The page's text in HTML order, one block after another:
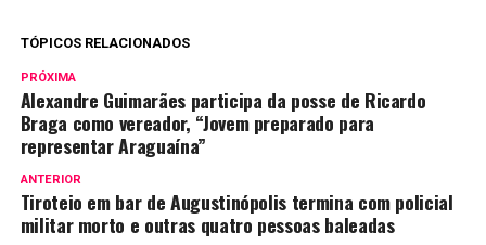
TÓPICOS RELACIONADOS
PRÓXIMA
Alexandre Guimarães participa da posse de Ricardo
Braga como vereador, “Jovem preparado para
representar Araguaína”
ANTERIOR
Tiroteio em bar de Augustinópolis termina com policial
militar morto e outras quatro pessoas baleadas